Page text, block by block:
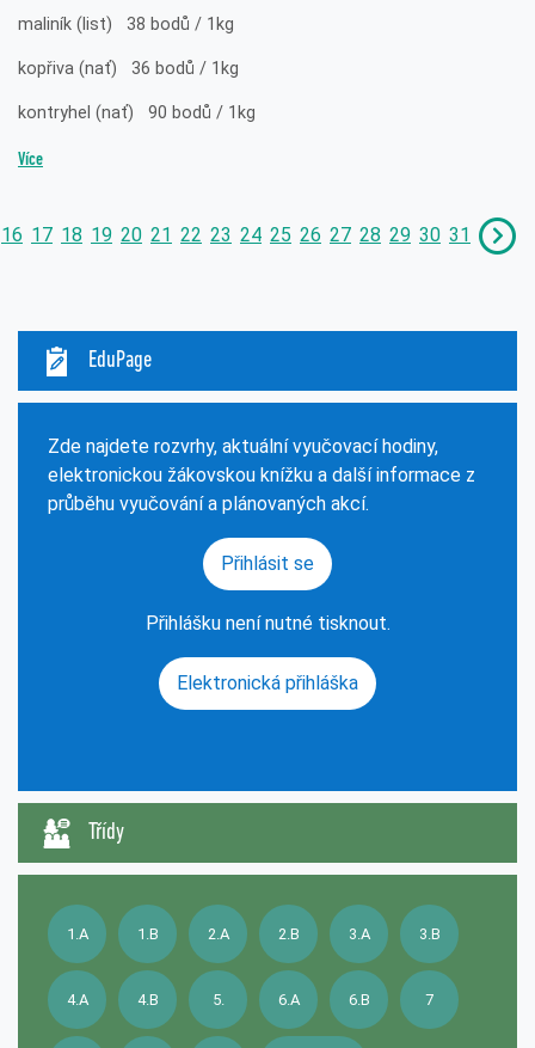
maliník (list) 38 bodů / 1kg
kopřiva (nať) 36 bodů / 1kg
kontryhel (nať) 90 bodů / 1kg
Více
16 17 18 19 20 21 22 23 24 25 26 27 28 29 30 31
EduPage
Zde najdete rozvrhy, aktuální vyučovací hodiny,
elektronickou žákovskou knížku a další informace z
průběhu vyučování a plánovaných akcí.
Přihlásit se
Přihlášku není nutné tisknout.
Elektronická přihláška
Třídy
1.A 1.B 2.A 2.B 3.A 3.B
4.A 4.B 5. 6.A 6.B 7